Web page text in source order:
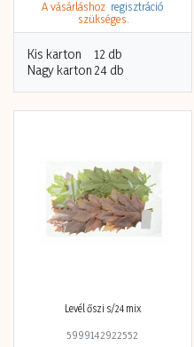
A vásárláshoz regisztráció
szükséges.
Kis karton
12 db
Nagy karton 24 db
Levél őszi s/24 mix
5999142922552